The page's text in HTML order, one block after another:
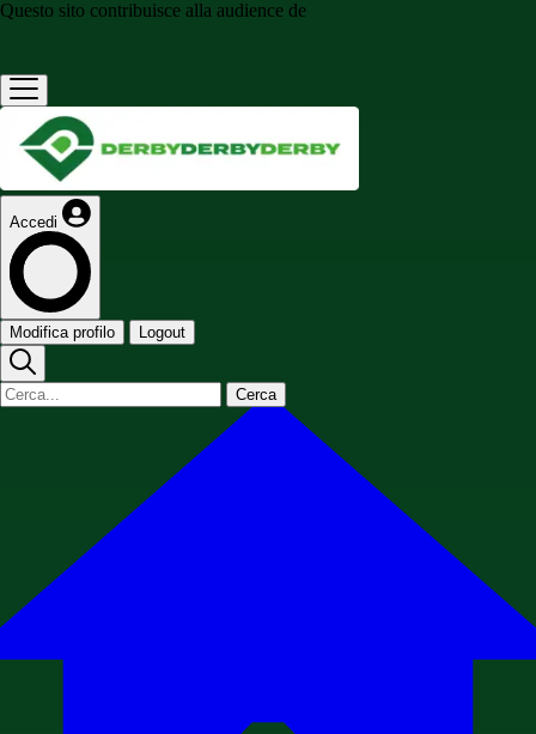
Questo sito contribuisce alla audience de
Accedi
Modifica profilo Logout
Cerca